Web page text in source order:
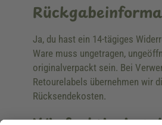
Ja, du hast ein 14-tägiges
Ware muss ungetragen,
originalverpackt sein. Bei
Retourelabels übernehmen wir
Rücksendekosten.